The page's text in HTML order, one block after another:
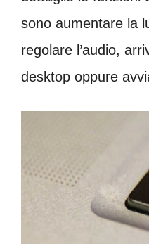
sono aumentare la
regolare l’audio,
desktop oppure